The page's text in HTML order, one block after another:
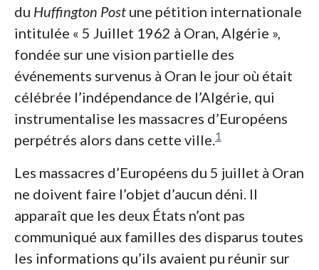
du Huffington Post une pétition internationale
intitulée « 5 Juillet 1962 à Oran, Algérie »,
fondée sur une vision partielle des
événements survenus à Oran le jour où était
célébrée l’indépendance de l’Algérie, qui
instrumentalise les massacres d’Européens
perpétrés alors dans cette ville.1
Les massacres d’Européens du 5 juillet à Oran
ne doivent faire l’objet d’aucun déni. Il
apparaît que les deux États n’ont pas
communiqué aux familles des disparus toutes
les informations qu’ils avaient pu réunir sur